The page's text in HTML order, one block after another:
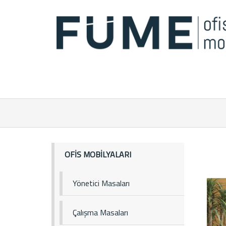
OFİS MOBİLYALARI
Yönetici Masaları
Çalışma Masaları